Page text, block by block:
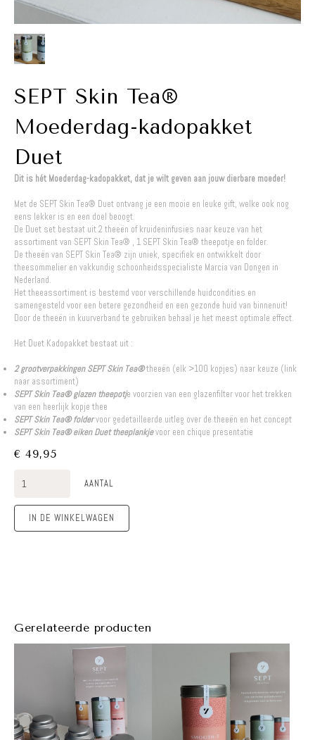
SEPT Skin Tea®
Moederdag-kadopakket
Duet
Dit is hét Moederdag-kadopakket, dat je wilt geven aan jouw dierbare moeder!
Met de SEPT Skin Tea® Duet ontvang je een mooie en leuke gift, welke ook nog
eens lekker is en een doel beoogt.
De Duet set bestaat uit 2 theeën of kruideninfusies naar keuze van het
assortiment van SEPT Skin Tea® , 1 SEPT Skin Tea® theepotje en folder.
De theeën van SEPT Skin Tea® zijn uniek, specifiek en ontwikkelt door
theesommelier en vakkundig schoonheidsspecialiste Marcia van Dongen in
Nederland.
Het theeassortiment is bestemd voor verschillende huidcondities en
samengesteld voor een betere gezondheid en een gezonde huid van binnenuit!
Door de theeën in kuurverband te gebruiken behaal je het meest optimale effect.
Het Duet Kadopakket bestaat uit :
2 grootverpakkingen SEPT Skin Tea®theeën (elk >100 kopjes) naar keuze (link
naar assortiment)
SEPT Skin Tea® glazen theepotje voorzien van een glazenfilter voor het trekken
van een heerlijk kopje thee
SEPT Skin Tea® foldervoor gedetailleerde uitleg over de theeën en het concept
SEPT Skin Tea® eiken Duet theeplankjevoor een chique presentatie
€ 49,95
AANTAL
IN DE WINKELWAGEN
Gerelateerde producten